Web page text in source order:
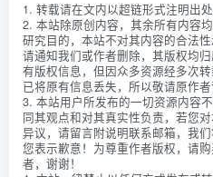
1. 转载请在文内以超链形式注明出处
2. 本站除原创内容，其余所有内容
研究目的，本站不对其内容的合法
请通知我们或作者删除，其版权均
有版权信息，但因众多资源经多次
已将原有信息丢失，所以敬请原作者
3. 本站用户所发布的一切资源内容
同其观点和对其真实性负责，若您
异议，请留言附说明联系邮箱，我
您表示歉意！为尊重作者版权，请
者，谢谢！